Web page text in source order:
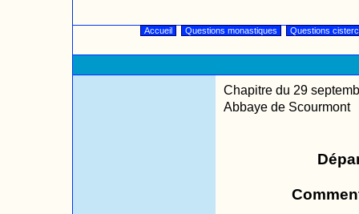
Accueil Questions monastiques Questions
Chapitre du 29
Abbaye de Scourmont